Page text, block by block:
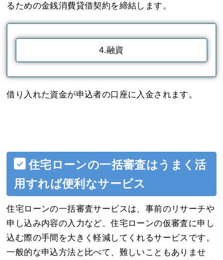
るための金銭消費貸借契約を締結します。
4.融資
借り入れた資金が申込者の口座に入金されます。
住宅ローンの一括審査はうまく活
用すれば便利なサービス
住宅ローンの一括審査サービスは、事前のリサーチや
申し込み内容の入力など、住宅ローンの仮審査に申し
込む際の手間を大きく軽減してくれるサービスです。
一般的な申込方法と比べて、難しいこともありませ